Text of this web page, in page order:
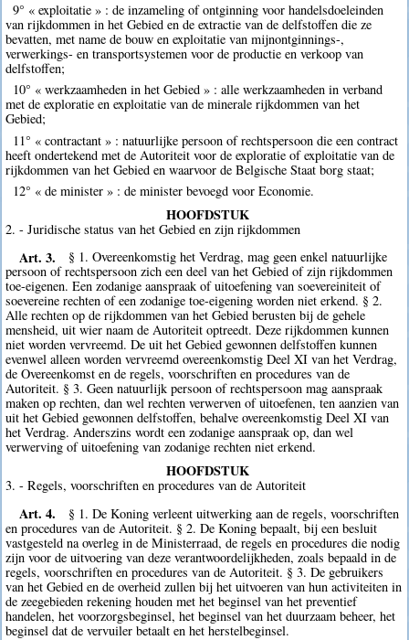
9° « exploitatie » : de inzameling of ontginning voor handelsdoeleinden
van rijkdommen in het Gebied en de extractie van de delfstoffen die ze
bevatten, met name de bouw en exploitatie van mijnontginnings-,
verwerkings- en transportsystemen voor de productie en verkoop van
delfstoffen;
10° « werkzaamheden in het Gebied » : alle werkzaamheden in verband
met de exploratie en exploitatie van de minerale rijkdommen van het
Gebied;
11° « contractant » : natuurlijke persoon of rechtspersoon die een contract
heeft ondertekend met de Autoriteit voor de exploratie of exploitatie van de
rijkdommen van het Gebied en waarvoor de Belgische Staat borg staat;
12° « de minister » : de minister bevoegd voor Economie.
HOOFDSTUK
2. - Juridische status van het Gebied en zijn rijkdommen
Art. 3.
§ 1. Overeenkomstig het Verdrag, mag geen enkel natuurlijke
persoon of rechtspersoon zich een deel van het Gebied of zijn rijkdommen
toe-eigenen. Een zodanige aanspraak of uitoefening van soevereiniteit of
soevereine rechten of een zodanige toe-eigening worden niet erkend. § 2.
Alle rechten op de rijkdommen van het Gebied berusten bij de gehele
mensheid, uit wier naam de Autoriteit optreedt. Deze rijkdommen kunnen
niet worden vervreemd. De uit het Gebied gewonnen delfstoffen kunnen
evenwel alleen worden vervreemd overeenkomstig Deel XI van het Verdrag,
de Overeenkomst en de regels, voorschriften en procedures van de
Autoriteit. § 3. Geen natuurlijk persoon of rechtspersoon mag aanspraak
maken op rechten, dan wel rechten verwerven of uitoefenen, ten aanzien van
uit het Gebied gewonnen delfstoffen, behalve overeenkomstig Deel XI van
het Verdrag. Anderszins wordt een zodanige aanspraak op, dan wel
verwerving of uitoefening van zodanige rechten niet erkend.
HOOFDSTUK
3. - Regels, voorschriften en procedures van de Autoriteit
Art. 4.
§ 1. De Koning verleent uitwerking aan de regels, voorschriften
en procedures van de Autoriteit. § 2. De Koning bepaalt, bij een besluit
vastgesteld na overleg in de Ministerraad, de regels en procedures die nodig
zijn voor de uitvoering van deze verantwoordelijkheden, zoals bepaald in de
regels, voorschriften en procedures van de Autoriteit. § 3. De gebruikers
van het Gebied en de overheid zullen bij het uitvoeren van hun activiteiten in
de zeegebieden rekening houden met het beginsel van het preventief
handelen, het voorzorgsbeginsel, het beginsel van het duurzaam beheer, het
beginsel dat de vervuiler betaalt en het herstelbeginsel.